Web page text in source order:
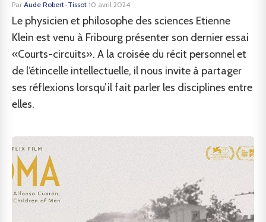
Par Aude Robert-Tissot·10 avril 2024
Le physicien et philosophe des sciences Etienne
Klein est venu à Fribourg présenter son dernier essai
«Courts-circuits». A la croisée du récit personnel et
de l’étincelle intellectuelle, il nous invite à partager
ses réflexions lorsqu’il fait parler les disciplines entre
elles.